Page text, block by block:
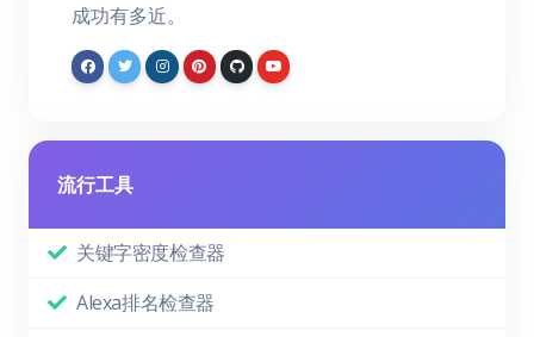
成功有多近。
流行工具
关键字密度检查器
Alexa排名检查器